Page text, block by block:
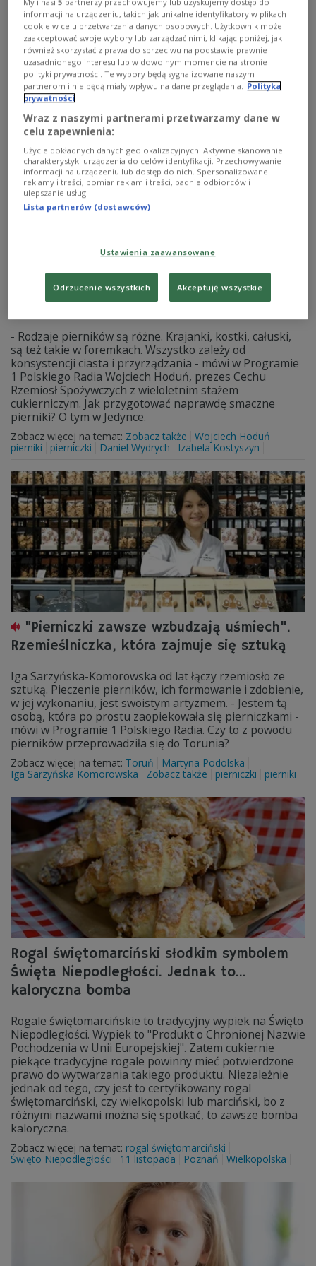
foremne, to ciasto byłoby twarde, a pączki suche.
Przepraszam moich klientów za to, ale robię tylko taki
towar, jaki mnie smakuje – mówił w 1977 roku Jerzy
Czesław Blikle, wnuk Antoniego Kazimierza Bliklego,
założyciela słynnej cukierni.
Zobacz więcej na temat:Andrzej Blikle historia Polski
cukiernia Warszawa pączki
Jerzy Waldorff
Andrzej Kurylewicz
Jaki zrobić smaczne pierniki? Cukiernik
z wieloletnim stażem zdradza przepis
- Rodzaje pierników są różne. Krajanki, kostki, całuski,
są też takie w foremkach. Wszystko zależy od
konsystencji ciasta i przyrządzania - mówi w Programie
1 Polskiego Radia Wojciech Hoduń, prezes Cechu
Rzemiosł Spożywczych z wieloletnim stażem
cukierniczym. Jak przygotować naprawdę smaczne
pierniki? O tym w Jedynce.
Zobacz więcej na temat: Zobacz także
Wojciech Hoduń
pierniki
pierniczki Daniel Wydrych Izabela Kostyszyn
"Pierniczki zawsze wzbudzają uśmiech".
Rzemieślniczka, która zajmuje się sztuką
Iga Sarzyńska-Komorowska od lat łączy rzemiosło ze
sztuką. Pieczenie pierników, ich formowanie i zdobienie,
w jej wykonaniu, jest swoistym artyzmem. - Jestem tą
osobą, która po prostu zaopiekowała się pierniczkami -
mówi w Programie 1 Polskiego Radia. Czy to z powodu
pierników przeprowadziła się do Torunia?
Zobacz więcej na temat: Toruń
Martyna Podolska
Iga Sarzyńska Komorowska
Zobacz także pierniczki pierniki
Rogal świętomarciński słodkim symbolem
Święta Niepodległości. Jednak to...
kaloryczna bomba
Rogale świętomarcińskie to tradycyjny wypiek na Święto
Niepodległości. Wypiek to "Produkt o Chronionej Nazwie
Pochodzenia w Unii Europejskiej". Zatem cukiernie
piekące tradycyjne rogale powinny mieć potwierdzone
prawo do wytwarzania takiego produktu. Niezależnie
jednak od tego, czy jest to certyfikowany rogal
świętomarciński, czy wielkopolski lub marciński, bo z
różnymi nazwami można się spotkać, to zawsze bomba
kaloryczna.
Zobacz więcej na temat: rogal świętomarciński
Święto Niepodległości
11 listopada Poznań Wielkopolska
informacji na urządzeniu, takich jak unikalne identyfikatory w plikach
cookie w celu przetwarzania danych osobowych. Użytkownik może
zaakceptować swoje wybory lub zarządzać nimi, klikając poniżej, jak
również skorzystać z prawa do sprzeciwu na podstawie prawnie
uzasadnionego interesu lub w dowolnym momencie na stronie
polityki prywatności. Te wybory będą sygnalizowane naszym
partnerom i nie będą miały wpływu na dane przeglądania. Polityka
prywatności
Wraz z naszymi partnerami przetwarzamy dane w
celu zapewnienia:
Użycie dokładnych danych geolokalizacyjnych. Aktywne skanowanie
charakterystyki urządzenia do celów identyfikacji. Przechowywanie
informacji na urządzeniu lub dostęp do nich. Spersonalizowane
reklamy i treści, pomiar reklam i treści, badnie odbiorców i
ulepszanie usług.
Lista partnerów (dostawców)
Ustawienia zaawansowane
Odrzucenie wszystkich Akceptuję wszystkie